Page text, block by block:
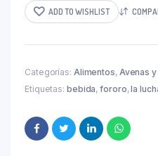
ADD TO WISHLIST
Categorías: Alimentos, Avenas
Etiquetas: bebida,fororo,la